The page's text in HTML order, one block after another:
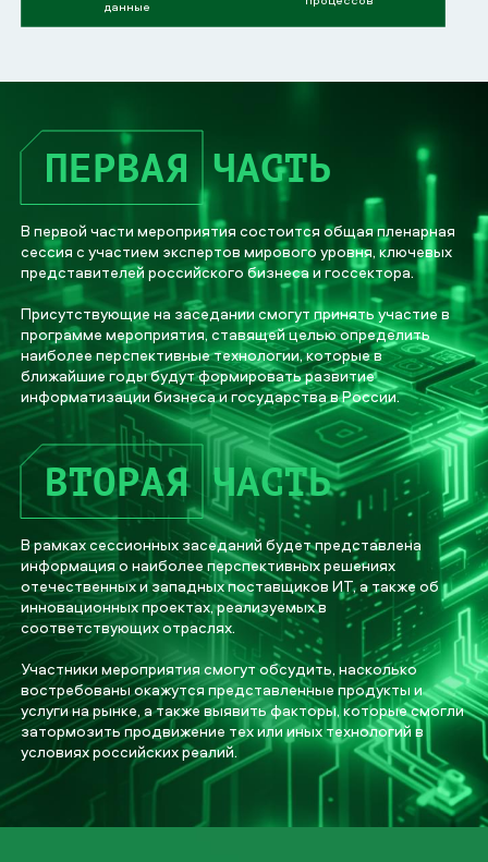
данные
ПЕРВАЯ ЧАСТЬ
В первой части мероприятия состоится общая пленарная
сессия с участием экспертов мирового уровня, ключевых
представителей российского бизнеса и госсектора.
Присутствующие на заседании смогут принять участие в
программе мероприятия, ставящей целью определить
наиболее перспективные технологии, которые в
ближайшие годы будут формировать развитие
информатизации бизнеса и государства в России.
ВТОРАЯЧАСТЬ
В рамках сессионных заседаний будет представлена
информация о наиболее перспективных решениях
отечественных и западных поставщиков ИТ, а также об
инновационных проектах, реализуемых в
соответствующих отраслях.
Участники мероприятия смогут обсудить, насколько
востребованы окажутся представленные продукты и
услуги на рынке, а также выявить факторы, которые смогли
затормозить продвижение тех или иных технологий в
условиях российских реалий.